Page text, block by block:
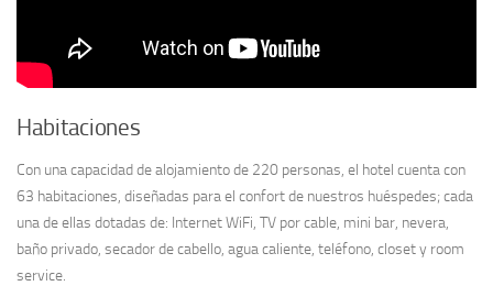
Habitaciones
Con una capacidad de alojamiento de 220 personas, el hotel cuenta con
63 habitaciones, diseñadas para el confort de nuestros huéspedes; cada
una de ellas dotadas de: Internet WiFi, TV por cable, mini bar, nevera,
baño privado, secador de cabello, agua caliente, teléfono, closet y room
service.